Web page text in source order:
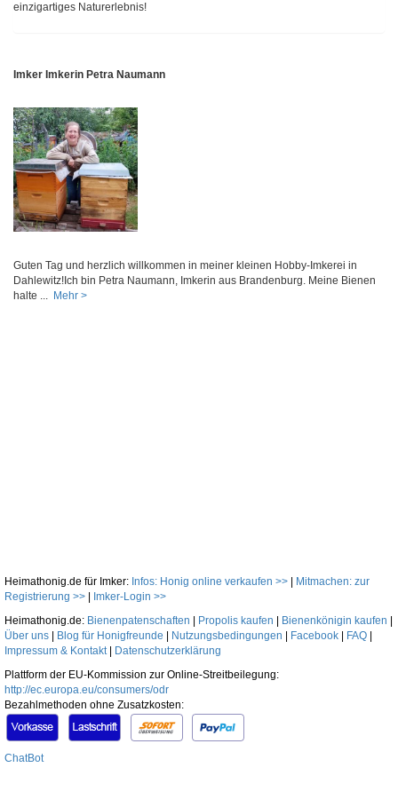
einzigartiges Naturerlebnis!
Imker Imkerin Petra Naumann
Guten Tag und herzlich willkommen in meiner kleinen Hobby-Imkerei in
Dahlewitz!Ich bin Petra Naumann, Imkerin aus Brandenburg. Meine Bienen
halte ... Mehr >
Heimathonig.de für Imker: Infos: Honig online verkaufen >>
Mitmachen: zur
Registrierung >>
Imker-Login >>
Heimathonig.de: Bienenpatenschaften Propolis kaufen Bienenkönigin kaufen
Über uns
Blog für Honigfreunde Nutzungsbedingungen Facebook FAQ
Impressum & Kontakt|
Datenschutzerklärung
Plattform der EU-Kommission zur Online-Streitbeilegung:
http://ec.europa.eu/consumers/odr
Bezahlmethoden ohne Zusatzkosten:
ChatBot